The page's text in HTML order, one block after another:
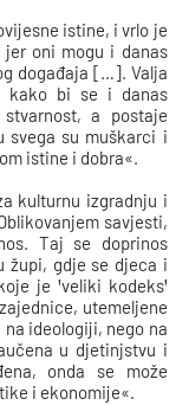
istine, i vrlo je
oni mogu i danas
događaja […]. Valja
kako bi se i danas
a postaje
svega su muškarci i
istine i dobra«.
kulturnu izgradnju i
savjesti,
Taj se doprinos
župi, gdje se djeca i
je ꞌveliki kodeksꞌ
utemeljene
ideologiji, nego na
u djetinjstvu i
onda se može
i ekonomije«.